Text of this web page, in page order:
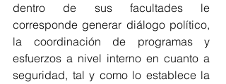
dentro de sus facultades le
corresponde generar diálogo político,
la coordinación de programas y
esfuerzos a nivel interno en cuanto a
seguridad, tal y como lo establece la